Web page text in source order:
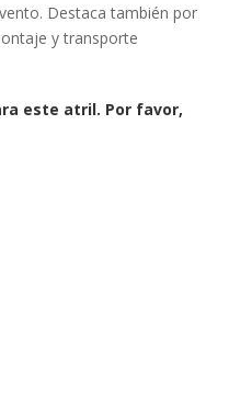
Destaca también por
y transporte
este atril. Por favor,